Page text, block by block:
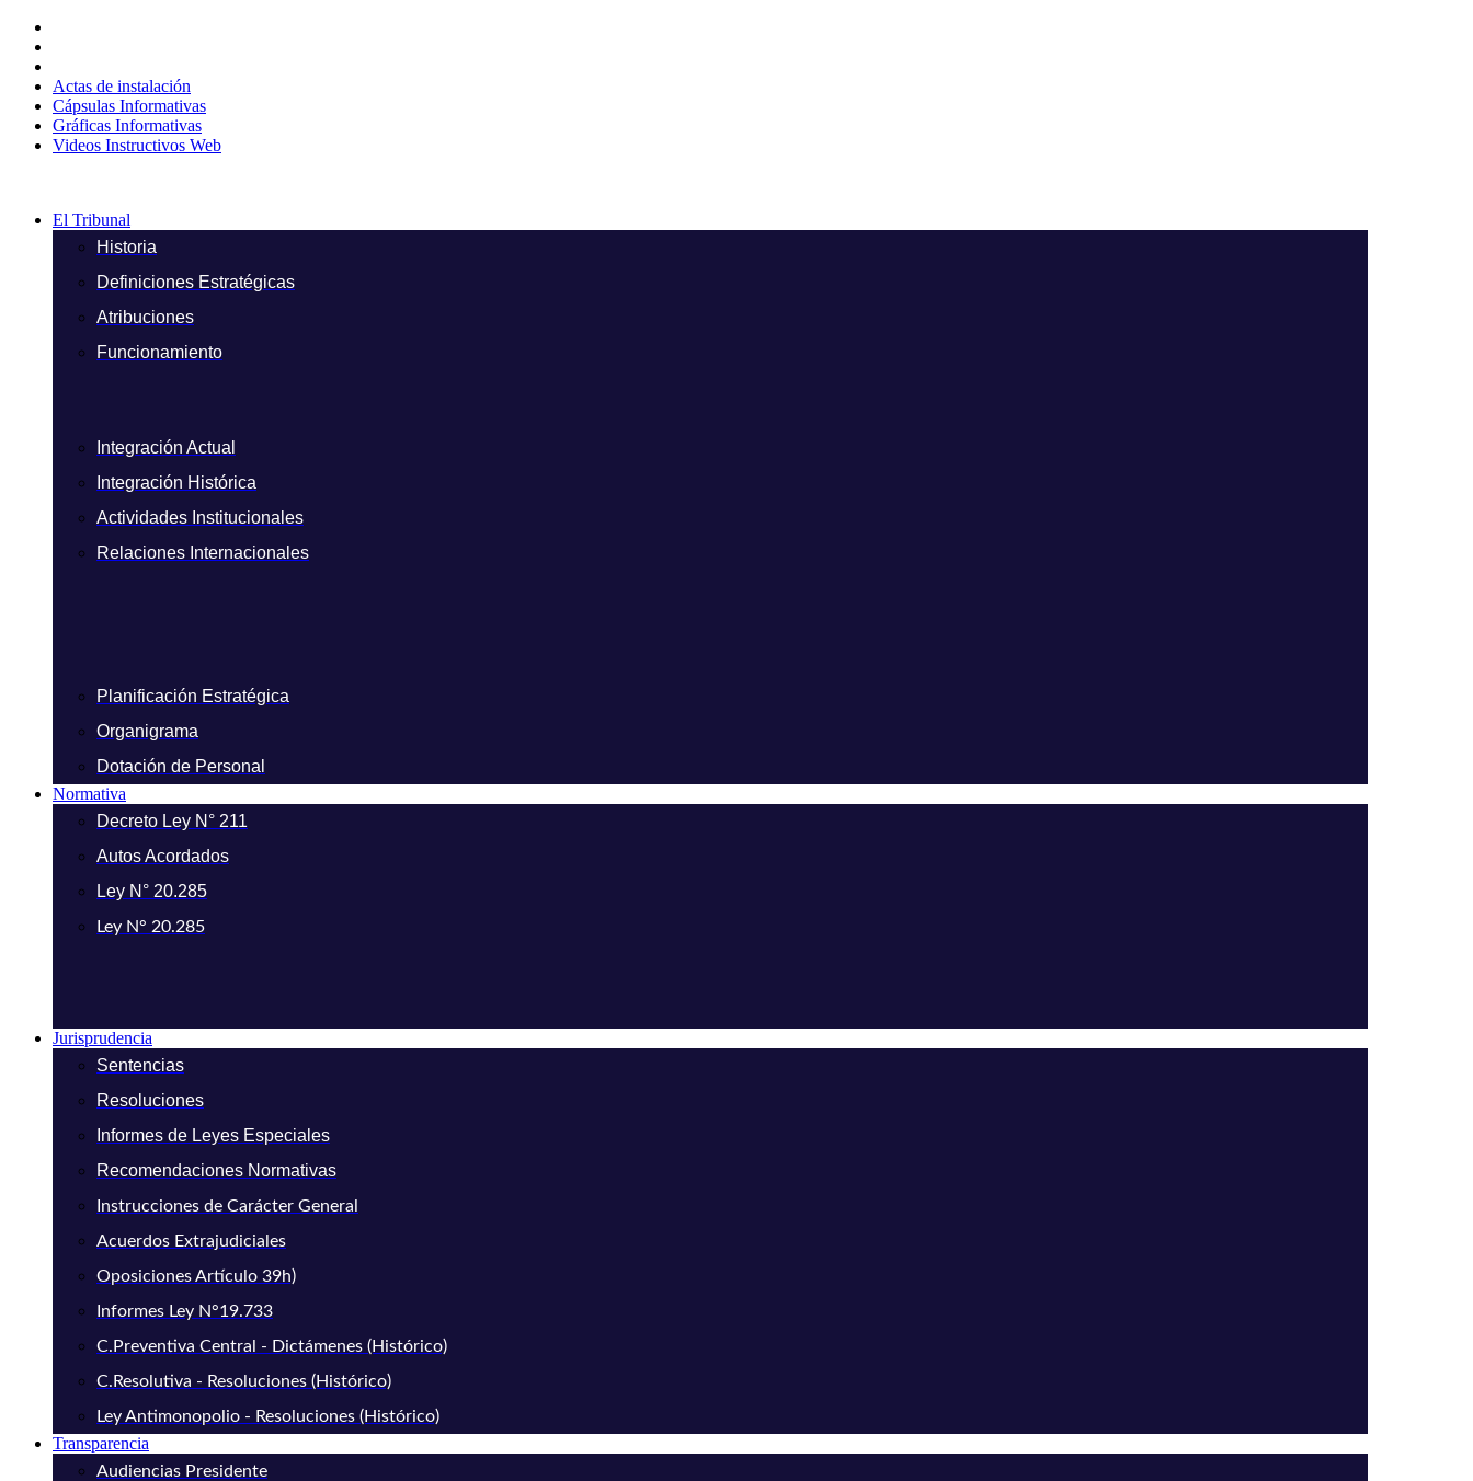
contenido
Actas de instalación
Cápsulas Informativas
Gráficas Informativas
Videos Instructivos Web
El Tribunal
Historia
Definiciones Estratégicas
Atribuciones
Funcionamiento
Integración Actual
Integración Histórica
Actividades Institucionales
Relaciones Internacionales
Planificación Estratégica
Organigrama
Dotación de Personal
Normativa
Decreto Ley N° 211
Autos Acordados
Ley N° 20.285
Ley N° 20.285
Jurisprudencia
Sentencias
Resoluciones
Informes de Leyes Especiales
Recomendaciones Normativas
Instrucciones de Carácter General
Acuerdos Extrajudiciales
Oposiciones Artículo 39h)
Informes Ley N°19.733
C.Preventiva Central - Dictámenes (Histórico)
C.Resolutiva - Resoluciones (Histórico)
Ley Antimonopolio - Resoluciones (Histórico)
Transparencia
Audiencias Presidente